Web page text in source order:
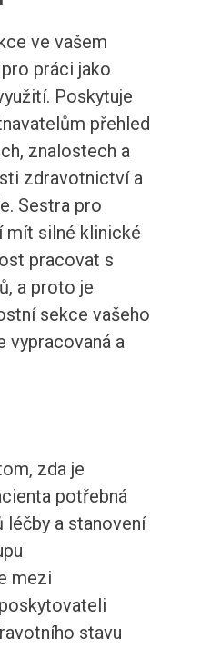
ve vašem
práci jako
Poskytuje
přehled
znalostech a
zdravotnictví a
Sestra pro
mít silné klinické
pracovat s
a proto je
sekce vašeho
vypracovaná a
zda je
potřebná
léčby a stanovení
mezi
stavu